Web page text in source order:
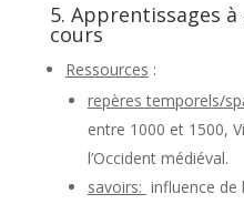
5. Apprentissages
cours
Ressources :
repères temporels/
entre 1000 et 1500,
l’Occident médiéval.
savoirs: influence de